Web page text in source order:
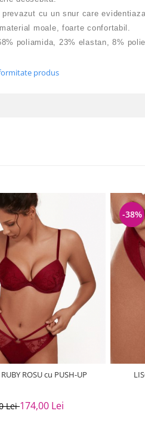
cu un snur care
moale, foarte confortabil.
poliamida, 23% elastan, 8%
produs
ROSU cu PUSH-UP
Lei174,00 Lei
-38%